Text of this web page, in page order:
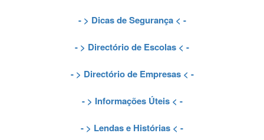
- > Dicas de Segurança< -
- > Directório de Escolas < -
- > Directório de Empresas< -
- > Informações Úteis< -
- > Lendas e Histórias < -